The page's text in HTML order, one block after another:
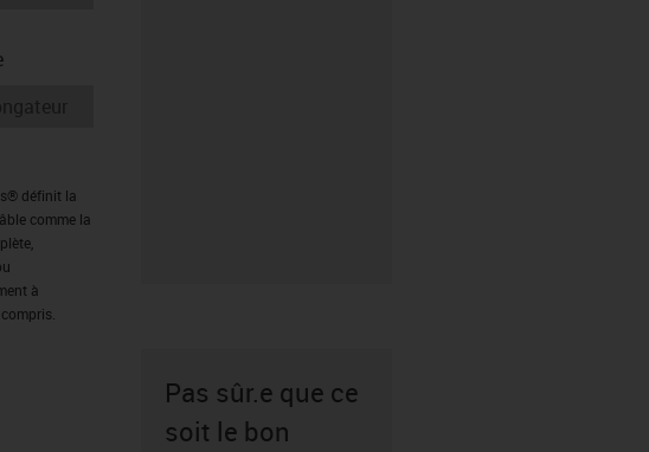
définit la
comme la
à
Pas sûr.e que ce
soit le bon